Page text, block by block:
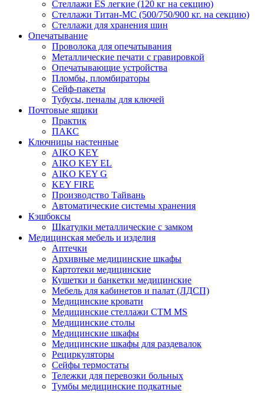
Стеллажи ES легкие (120 кг на секцию)
Стеллажи Титан-МС (500/750/900 кг. на секцию)
Стеллажи для хранения шин
Опечатывание
Проволока для опечатывания
Металлические печати с гравировкой
Опечатывающие устройства
Пломбы, пломбираторы
Сейф-пакеты
Тубусы, пеналы для ключей
Почтовые ящики
Практик
ПАКС
Ключницы настенные
AIKO KEY
AIKO KEY EL
AIKO KEY G
KEY FIRE
Производство Тайвань
Автоматические системы хранения
Кэшбоксы
Шкатулки металлические с замком
Медицинская мебель и изделия
Аптечки
Архивные медицинские шкафы
Картотеки медицинские
Кушетки и банкетки медицинские
Мебель для кабинетов и палат (ЛДСП)
Медицинские кровати
Медицинские стеллажи CTM MS
Медицинские столы
Медицинские шкафы
Медицинские шкафы для раздевалок
Рециркуляторы
Сейфы термостаты
Тележки для перевозки больных
Тумбы медицинские подкатные